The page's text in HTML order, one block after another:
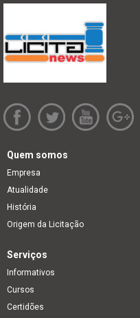
Quem somos
Empresa
Atualidade
História
Origem da Licitação
Serviços
Informativos
Cursos
Certidões